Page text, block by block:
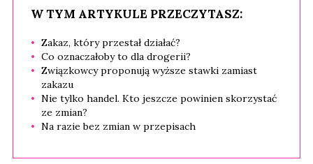
W TYM ARTYKULE PRZECZYTASZ:
Zakaz, który przestał działać?
Co oznaczałoby to dla drogerii?
Związkowcy proponują wyższe stawki zamiast
zakazu
Nie tylko handel. Kto jeszcze powinien skorzystać
ze zmian?
Na razie bez zmian w przepisach